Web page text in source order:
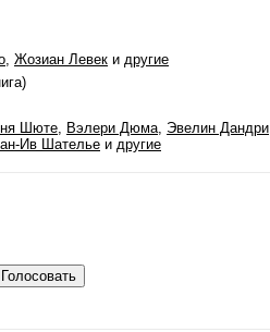
, Жозиан Левек и другие
Шюте, Вэлери Дюма, Эвелин Дандри
Ив Шателье и другие